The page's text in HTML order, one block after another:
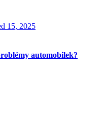
15, 2025
automobilek?